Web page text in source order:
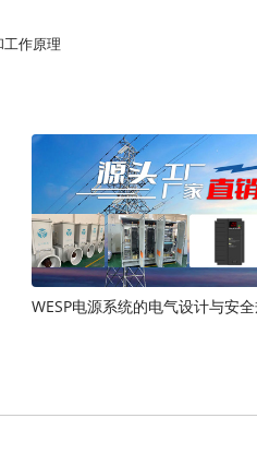
作原理
WESP电源系统的电气设计与安